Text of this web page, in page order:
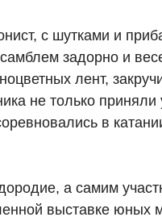
с шутками и
задорно и
лент,
не только приняли
в
а самим
выставке юных